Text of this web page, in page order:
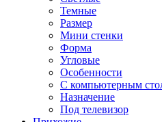
Темные
Размер
Мини стенки
Форма
Угловые
Особенности
С компьютерным
Назначение
Под телевизор